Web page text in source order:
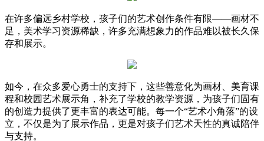
在许多偏远乡村学校，孩子们的艺术创作条件有限——画材不
足，美术学习资源稀缺，许多充满想象力的作品难以被长久保
存和展示。
如今，在众多爱心勇士的支持下，这些善意化为画材、美育课
程和校园艺术展示角，补充了学校的教学资源，为孩子们固有
的创造力提供了更丰富的表达可能。每一个“艺术小角落”的设
立，不仅是为了展示作品，更是对孩子们艺术天性的真诚陪伴
与支持。